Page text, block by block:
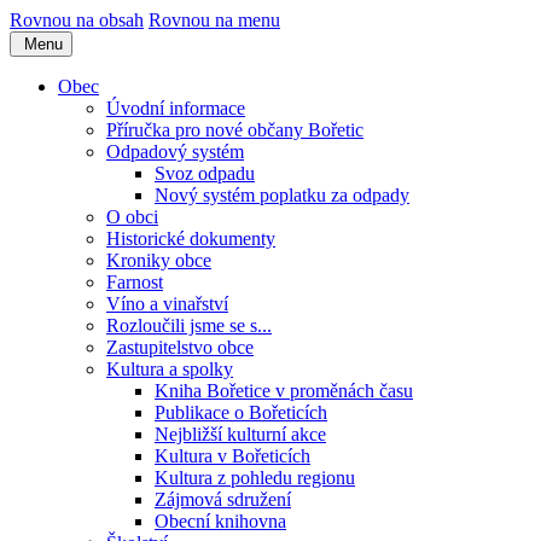
Rovnou na obsah Rovnou na menu
Menu
Obec
Úvodní informace
Příručka pro nové občany Bořetic
Odpadový systém
Svoz odpadu
Nový systém poplatku za odpady
O obci
Historické dokumenty
Kroniky obce
Farnost
Víno a vinařství
Rozloučili jsme se s...
Zastupitelstvo obce
Kultura a spolky
Kniha Bořetice v proměnách času
Publikace o Bořeticích
Nejbližší kulturní akce
Kultura v Bořeticích
Kultura z pohledu regionu
Zájmová sdružení
Obecní knihovna